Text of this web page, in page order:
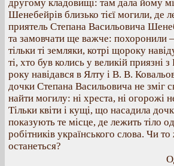
другому кладовищі: там дала йому
Шенебейрів близько тієї могили, де
приятель Степана Васильовича
та замовчати ще важче: похоронили –
тільки ті земляки, котрі щороку
ті, хто був колись у великій приязні
року навідався в Ялту і В. В.
дочки Степана Васильовича не зміг
найти могилу: ні хреста, ні огорожі
Тільки квіти і кущі, що насадила
показують те місце, де лежить тіло
робітників українського слова. Чи
останеться?